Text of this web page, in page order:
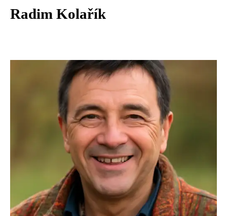
Radim Kolařík